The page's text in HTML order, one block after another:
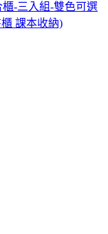
-三入組-雙色可選
課本收納)